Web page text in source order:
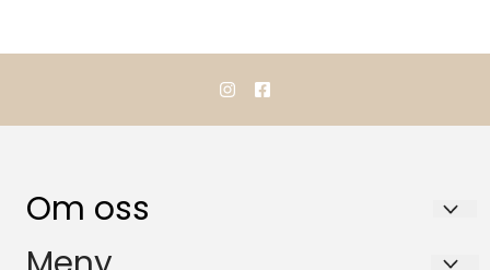
Om oss
TOP RACING HESTEUTSTYR AS